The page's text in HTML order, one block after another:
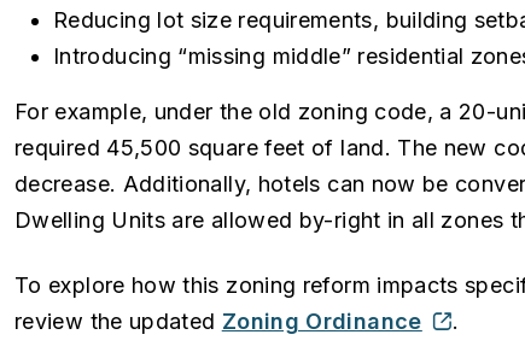
Reducing lot size requirements, building
Introducing “missing middle” residential
For example, under the old zoning code, a 20-
required 45,500 square feet of land. The new
decrease. Additionally, hotels can now be
Dwelling Units are allowed by-right in all zones
To explore how this zoning reform impacts
review the updated Zoning Ordinance .